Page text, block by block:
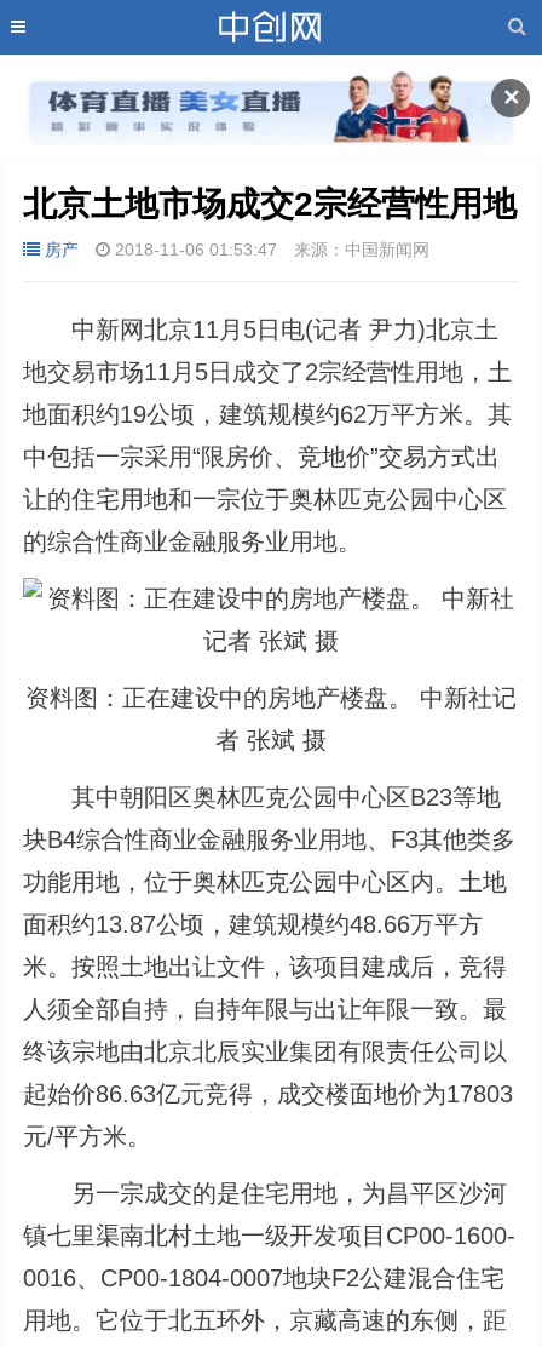
✕
北京土地市场成交2宗经营性用地
房产 2018-11-06 01:53:47 来源：中国新闻网
中新网北京11月5日电(记者 尹力)北京土
地交易市场11月5日成交了2宗经营性用地，土
地面积约19公顷，建筑规模约62万平方米。其
中包括一宗采用“限房价、竞地价”交易方式出
让的住宅用地和一宗位于奥林匹克公园中心区
的综合性商业金融服务业用地。
资料图：正在建设中的房地产楼盘。 中新社记
者 张斌 摄
其中朝阳区奥林匹克公园中心区B23等地
块B4综合性商业金融服务业用地、F3其他类多
功能用地，位于奥林匹克公园中心区内。土地
面积约13.87公顷，建筑规模约48.66万平方
米。按照土地出让文件，该项目建成后，竞得
人须全部自持，自持年限与出让年限一致。最
终该宗地由北京北辰实业集团有限责任公司以
起始价86.63亿元竞得，成交楼面地价为17803
元/平方米。
另一宗成交的是住宅用地，为昌平区沙河
镇七里渠南北村土地一级开发项目CP00-1600-
0016、CP00-1804-0007地块F2公建混合住宅
用地。它位于北五环外，京藏高速的东侧，距